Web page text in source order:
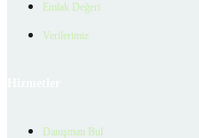
Emlak Değeri
Verilerimiz
Danışman Bul